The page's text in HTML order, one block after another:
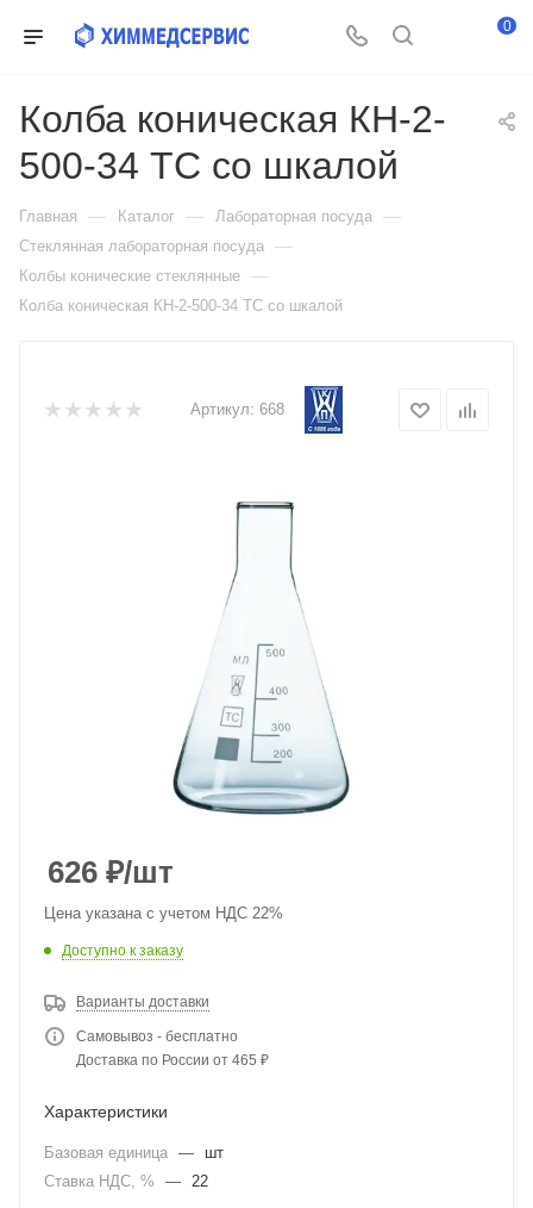
0
Колба коническая КН-2-
500-34 ТС со шкалой
Главная — Каталог — Лабораторная посуда —
Стеклянная лабораторная посуда —
Колбы конические стеклянные —
Колба коническая КН-2-500-34 ТС со шкалой
Артикул: 668
626 ₽/шт
Цена указана с учетом НДС 22%
Доступно к заказу
Варианты доставки
Самовывоз - бесплатно
Доставка по России от 465 ₽
Характеристики
Базовая единица —
шт
Ставка НДС, %
— 22